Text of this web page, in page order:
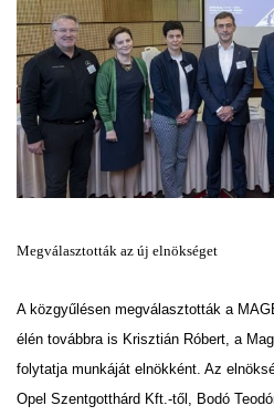
Megválasztották az új elnökséget
A közgyűlésen megválasztották a
élén továbbra is Krisztián Róbert, a
folytatja munkáját elnökként. Az
Opel Szentgotthárd Kft.-től, Bodó